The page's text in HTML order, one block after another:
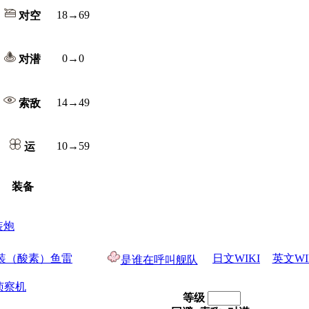
对空 18→69
对潜 0→0
索敌 14→49
运 10→59
装备
炮
（酸素）鱼雷 是谁在呼叫舰队 日文WIKI 英文
察机
等级